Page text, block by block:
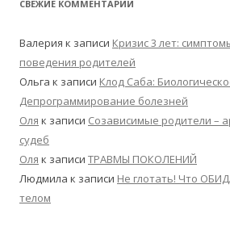
СВЕЖИЕ КОММЕНТАРИИ
Валерия к записи Кризис 3 лет:
поведения родителей
Ольга к записи Клод Саба:
Депрограммирование болезней
Оля к записи Созависимые родители –
судеб
Оля к записи ТРАВМЫ ПОКОЛЕНИЙ
Людмила к записи Не глотать! Что
телом